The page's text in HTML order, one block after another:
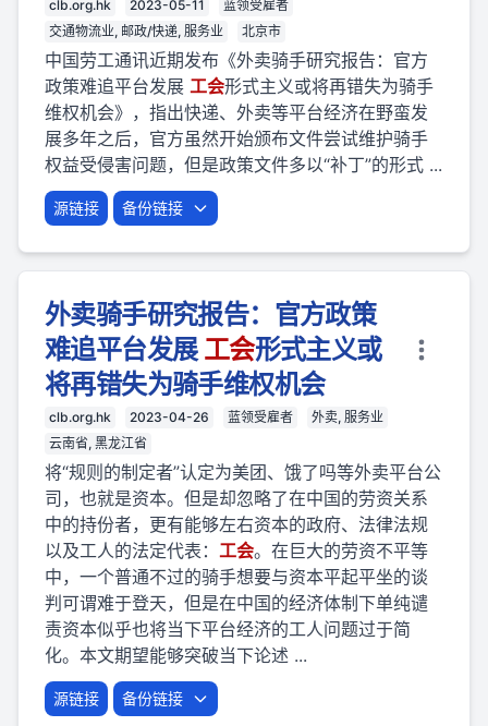
clb.org.hk 2023-05-11
蓝领受雇者
交通物流业, 邮政/快递, 服务业
北京市
中国劳工通讯近期发布《外卖骑手研究报告：官方
政策难追平台发展 工会形式主义或将再错失为骑手
维权机会》，指出快递、外卖等平台经济在野蛮发
展多年之后，官方虽然开始颁布文件尝试维护骑手
权益受侵害问题，但是政策文件多以“补丁”的形式 ...
源链接 备份链接
外卖骑手研究报告：官方政策
难追平台发展 工会形式主义或
将再错失为骑手维权机会
clb.org.hk 2023-04-26 蓝领受雇者
外卖, 服务业
云南省, 黑龙江省
将“规则的制定者”认定为美团、饿了吗等外卖平台公
司，也就是资本。但是却忽略了在中国的劳资关系
中的持份者，更有能够左右资本的政府、法律法规
以及工人的法定代表： 工会。在巨大的劳资不平等
中，一个普通不过的骑手想要与资本平起平坐的谈
判可谓难于登天，但是在中国的经济体制下单纯谴
责资本似乎也将当下平台经济的工人问题过于简
化。本文期望能够突破当下论述 ...
源链接 备份链接